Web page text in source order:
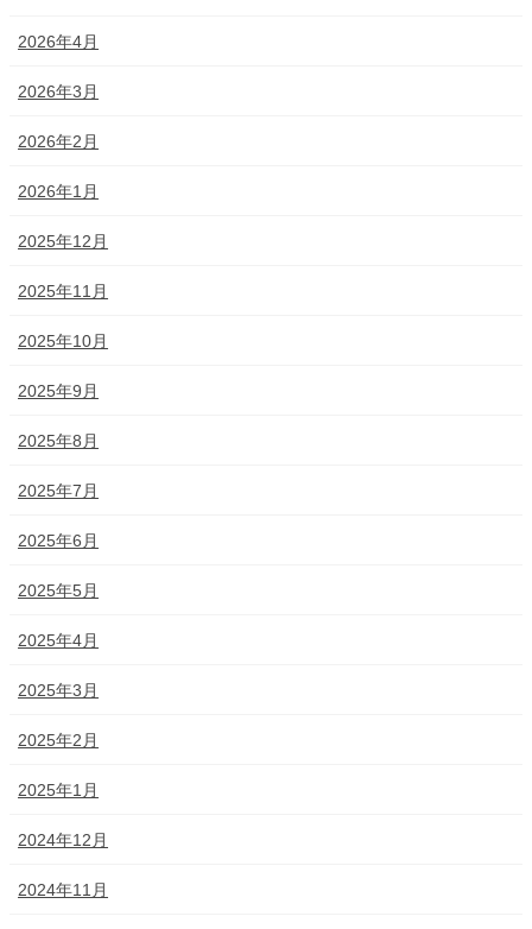
2026年4月
2026年3月
2026年2月
2026年1月
2025年12月
2025年11月
2025年10月
2025年9月
2025年8月
2025年7月
2025年6月
2025年5月
2025年4月
2025年3月
2025年2月
2025年1月
2024年12月
2024年11月